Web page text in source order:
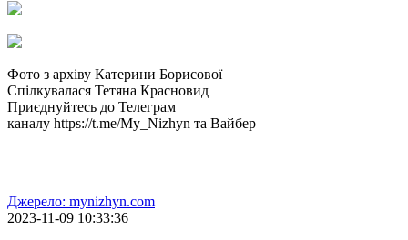
Фото з архіву Катерини Борисової
Спілкувалася Тетяна Красновид
Приєднуйтесь до Телеграм
каналу https://t.me/My_Nizhyn та Вайбер
Джерело: mynizhyn.com
2023-11-09 10:33:36